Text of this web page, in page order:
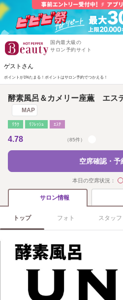
国内最大級の
サロン予約サイト
ゲストさん
ポイントが1%たまる！ ポイントはサロン予約でつかえる！
酵素風呂＆カメリー座薫 エス
MAP
ﾘﾗｸ ﾘﾌﾚｯｼｭ ｴｽﾃ
4.78 （85件）
空席確認・予
本日の空席状況：
サロン情報
トップ フォト スタッフ